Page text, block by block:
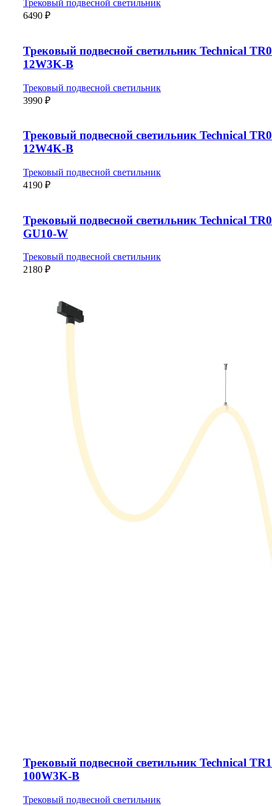
Трековый подвесной светильник
6490 ₽
Трековый подвесной светильник Technical
12W3K-B
Трековый подвесной светильник
3990 ₽
Трековый подвесной светильник Technical
12W4K-B
Трековый подвесной светильник
4190 ₽
Трековый подвесной светильник Technical
GU10-W
Трековый подвесной светильник
2180 ₽
Трековый подвесной светильник Technical
100W3K-B
Трековый подвесной светильник